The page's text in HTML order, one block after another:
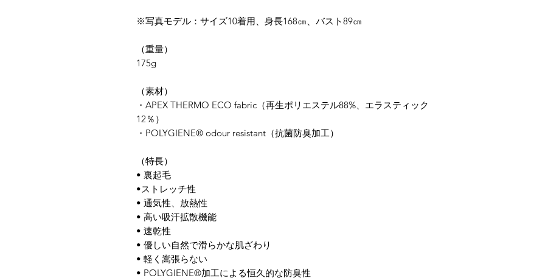
※写真モデル：サイズ10着用、身長168㎝、バスト89㎝
（重量）
175g
​（素材）
​・APEX THERMO ECO fabric（再生ポリエステル88%、エラスティック
12％）
・POLYGIENE® odour resistant（抗菌防臭加工）
（特長）
• 裏起毛
•ストレッチ性
• 通気性、放熱性
• 高い吸汗拡散機能
• 速乾性
• 優しい自然で滑らかな肌ざわり
• 軽く嵩張らない
• POLYGIENE®加工による恒久的な防臭性